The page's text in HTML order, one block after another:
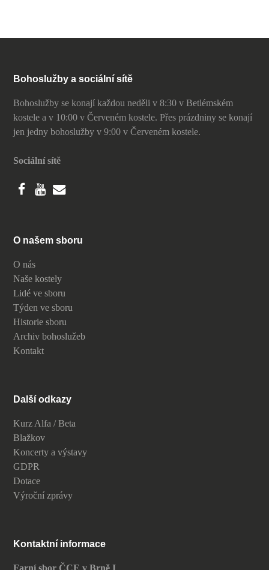
Bohoslužby a sociální sítě
Bohoslužby se konají každou neděli v 8:30 v Betlémském
kostele a v 10:00 v Červeném kostele. Přes prázdniny se konají
jen jedny bohoslužby v 9:00 v Červeném kostele.
Sociální sítě
O našem sboru
O nás
Naše kostely
Lidé ve sboru
Týden ve sboru
Historie sboru
Archiv bohoslužeb
Kontakt
Další odkazy
Kurz Alfa / Beta
Blažkov
Koncerty a výstavy
GDPR
Dotace
Výroční zprávy
Kontaktní informace
Farní sbor ČCE v Brně I